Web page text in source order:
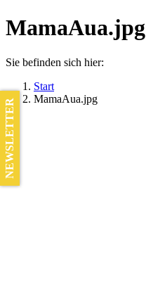
MamaAua.jpg
Sie befinden sich hier:
Start
MamaAua.jpg
NEWSLETTER